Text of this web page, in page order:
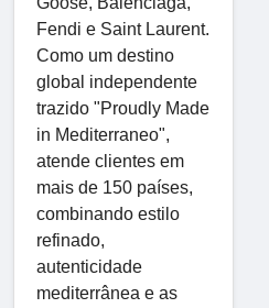
Fendi e Saint Laurent.
Como um destino
global independente
trazido "Proudly Made
in Mediterraneo",
atende clientes em
mais de 150 países,
combinando estilo
refinado,
autenticidade
mediterrânea e as